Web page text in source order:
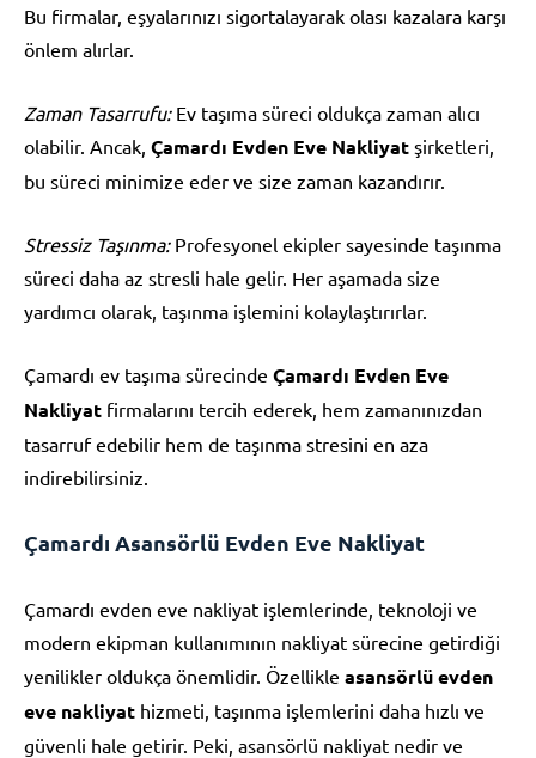
Bu firmalar, eşyalarınızı sigortalayarak olası kazalara karşı
önlem alırlar.
Zaman Tasarrufu:Ev taşıma süreci oldukça zaman alıcı
olabilir. Ancak, Çamardı Evden Eve Nakliyat şirketleri,
bu süreci minimize eder ve size zaman kazandırır.
Stressiz Taşınma:Profesyonel ekipler sayesinde taşınma
süreci daha az stresli hale gelir. Her aşamada size
yardımcı olarak, taşınma işlemini kolaylaştırırlar.
Çamardı ev taşıma sürecinde Çamardı Evden Eve
Nakliyat firmalarını tercih ederek, hem zamanınızdan
tasarruf edebilir hem de taşınma stresini en aza
indirebilirsiniz.
Çamardı Asansörlü Evden Eve Nakliyat
Çamardı evden eve nakliyat işlemlerinde, teknoloji ve
modern ekipman kullanımının nakliyat sürecine getirdiği
yenilikler oldukça önemlidir. Özellikle asansörlü evden
eve nakliyat hizmeti, taşınma işlemlerini daha hızlı ve
güvenli hale getirir. Peki, asansörlü nakliyat nedir ve